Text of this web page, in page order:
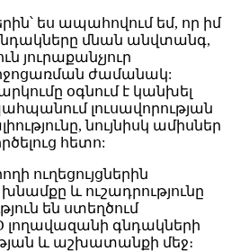
ես ապահովում եմ, որ իմ
մնան անվտանգ,
յուրաքանչյուր
ժամանակ:
օգնում է կանխել
լուսավորության
նույնիսկ ամիսներ
հետո:
ուղեցույցներին
և ուշադրությունը
են ստեղծում
լողավազանի գնդակների
և աշխատանքի մեջ։